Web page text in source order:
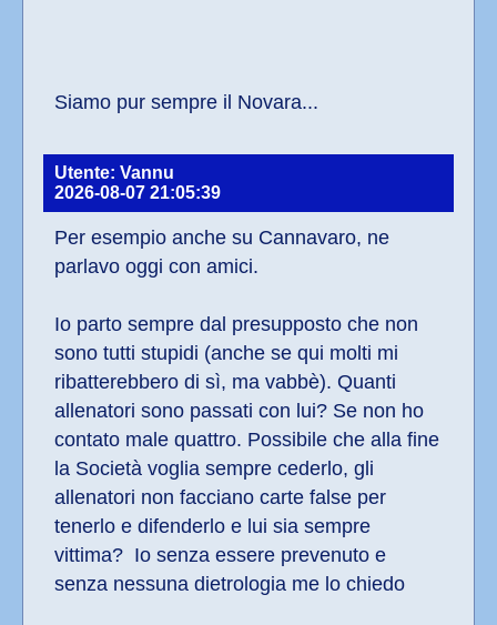
Siamo pur sempre il Novara...
Utente: Vannu
2026-08-07 21:05:39
Per esempio anche su Cannavaro, ne
parlavo oggi con amici.
Io parto sempre dal presupposto che non
sono tutti stupidi (anche se qui molti mi
ribatterebbero di sì, ma vabbè). Quanti
allenatori sono passati con lui? Se non ho
contato male quattro. Possibile che alla fine
la Società voglia sempre cederlo, gli
allenatori non facciano carte false per
tenerlo e difenderlo e lui sia sempre
vittima?  Io senza essere prevenuto e
senza nessuna dietrologia me lo chiedo